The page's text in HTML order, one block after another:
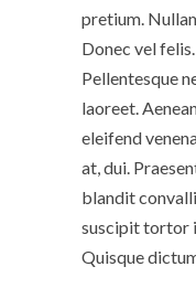
pretium.
Donec vel
Pellentesque
laoreet.
eleifend
at, dui.
blandit
suscipit tortor
Quisque